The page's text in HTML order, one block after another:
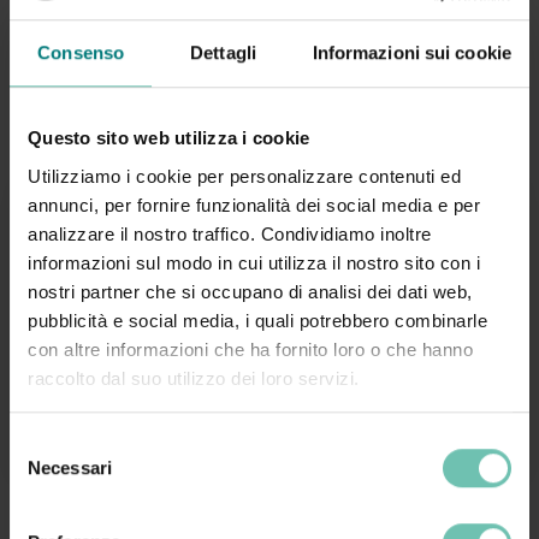
Consenso Dettagli Informazioni sui cookie
Questo sito web utilizza i cookie
Utilizziamo i cookie per personalizzare contenuti ed
annunci, per fornire funzionalità dei social media e per
analizzare il nostro traffico. Condividiamo inoltre
informazioni sul modo in cui utilizza il nostro sito con i
nostri partner che si occupano di analisi dei dati web,
pubblicità e social media, i quali potrebbero combinarle
con altre informazioni che ha fornito loro o che hanno
raccolto dal suo utilizzo dei loro servizi.
delNecessari
per l’autismo, servizi di assistenza domiciliare (ADI, SAD e
comunità